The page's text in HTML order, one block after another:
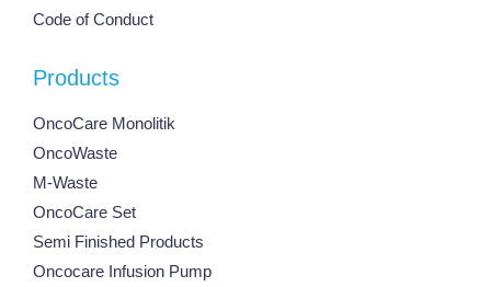
Code of Conduct
Products
OncoCare Monolitik
OncoWaste
M-Waste
OncoCare Set
Semi Finished Products
Oncocare Infusion Pump